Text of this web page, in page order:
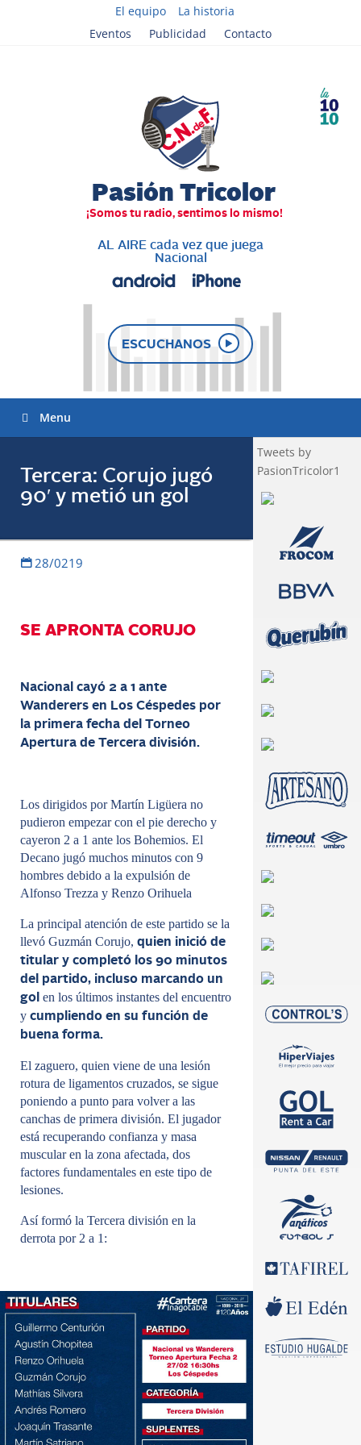
El equipo
La historia
Eventos
Publicidad Contacto
AL AIRE cada vez que juega
Nacional
ESCUCHANOS
Menu
Tercera: Corujo jugó
90′ y metió un gol
28/0219
SE APRONTA CORUJO
Nacional cayó 2 a 1 ante
Wanderers en Los Céspedes por
la primera fecha del Torneo
Apertura de Tercera división.
Los dirigidos por Martín Ligüera no
pudieron empezar con el pie derecho y
cayeron 2 a 1 ante los Bohemios. El
Decano jugó muchos minutos con 9
hombres debido a la expulsión de
Alfonso Trezza y Renzo Orihuela
La principal atención de este partido se la
llevó Guzmán Corujo, quien inició de
titular y completó los 90 minutos
del partido, incluso marcando un
gol en los últimos instantes del encuentro
y cumpliendo en su función de
buena forma.
El zaguero, quien viene de una lesión
rotura de ligamentos cruzados, se sigue
poniendo a punto para volver a las
canchas de primera división. El jugador
está recuperando confianza y masa
muscular en la zona afectada, dos
factores fundamentales en este tipo de
lesiones.
Así formó la Tercera división en la
derrota por 2 a 1:
Tweets by
PasionTricolor1